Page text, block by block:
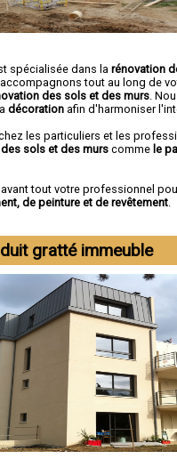
spécialisée dans la rénovation
tout au long de
des sols et des murs.
décoration afin d'harmoniser
les particuliers et les
sols et des murs comme le
avant tout votre professionnel
de peinture et de revêtement.
gratté immeuble